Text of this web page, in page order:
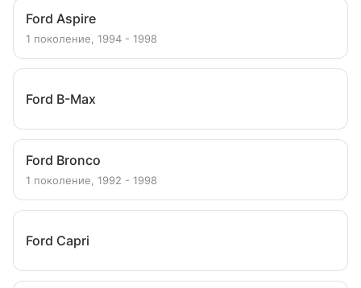
Ford Aspire
1 поколение, 1994 - 1998
Ford B-Max
Ford Bronco
1 поколение, 1992 - 1998
Ford Capri